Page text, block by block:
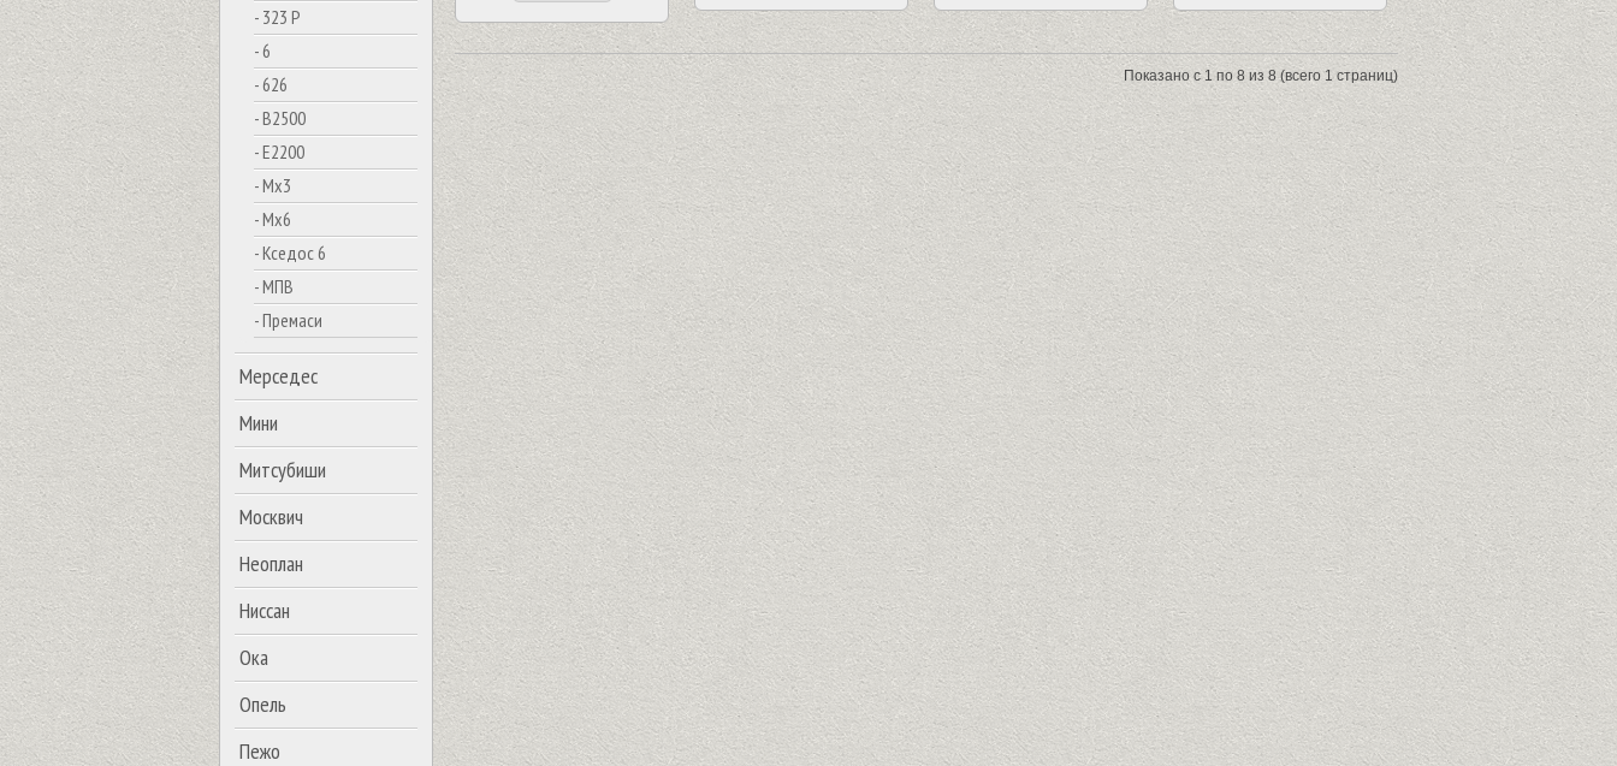
- 323 P
- 6
- 626
- B2500
- E2200
- Mx3
- Mx6
- Кседос 6
- МПВ
- Премаси
Мерседес
Мини
Митсубиши
Москвич
Неоплан
Ниссан
Ока
Опель
Пежо
Показано с 1 по 8 из 8 (всего 1 страниц)